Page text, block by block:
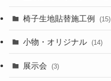
椅子生地貼替施工例 (15)
小物・オリジナル (14)
展示会 (3)